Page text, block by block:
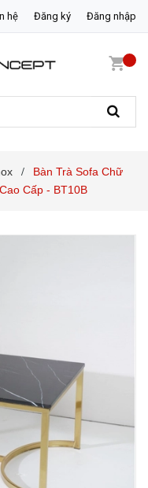
hệ Đăng ký Đăng nhập
/
Bàn Trà Sofa Chữ
Cấp - BT10B